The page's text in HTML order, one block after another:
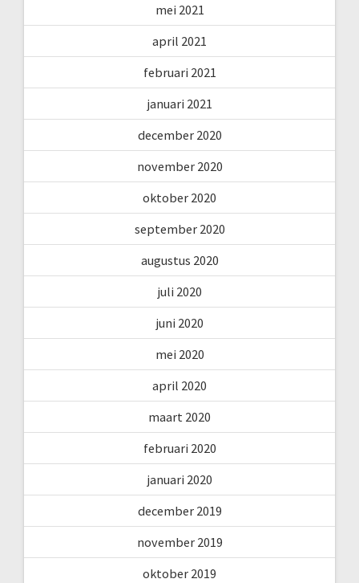
mei 2021
april 2021
februari 2021
januari 2021
december 2020
november 2020
oktober 2020
september 2020
augustus 2020
juli 2020
juni 2020
mei 2020
april 2020
maart 2020
februari 2020
januari 2020
december 2019
november 2019
oktober 2019